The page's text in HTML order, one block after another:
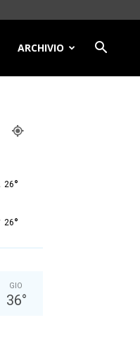
ARCHIVIO
26°
26°
GIO
36°